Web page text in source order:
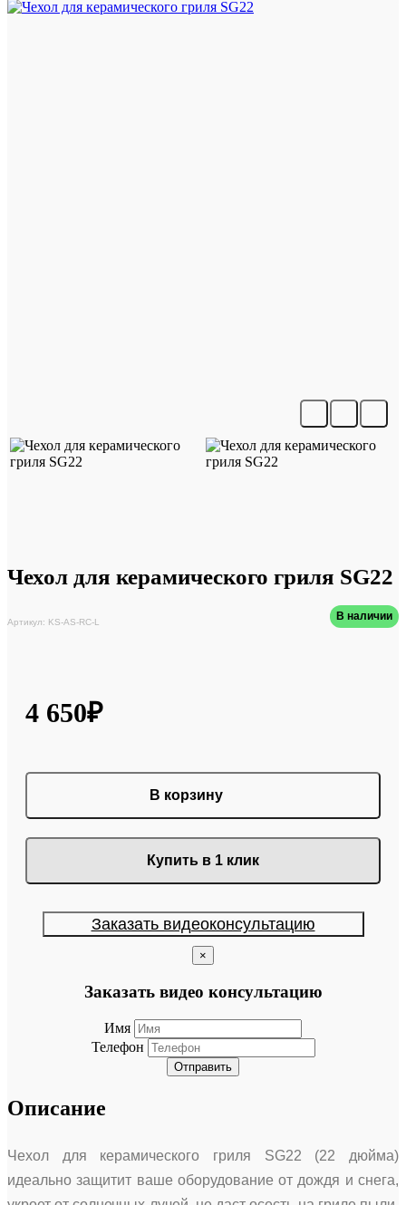
Чехол для керамического гриля SG22
Артикул: KS-AS-RC-L В наличии
4 650₽
В корзину
Купить в 1 клик
Заказать видеоконсультацию
×
Заказать видео консультацию
Имя
Телефон
Отправить
Описание
Чехол для керамического гриля SG22 (22 дюйма)
идеально защитит ваше оборудование от дождя и снега,